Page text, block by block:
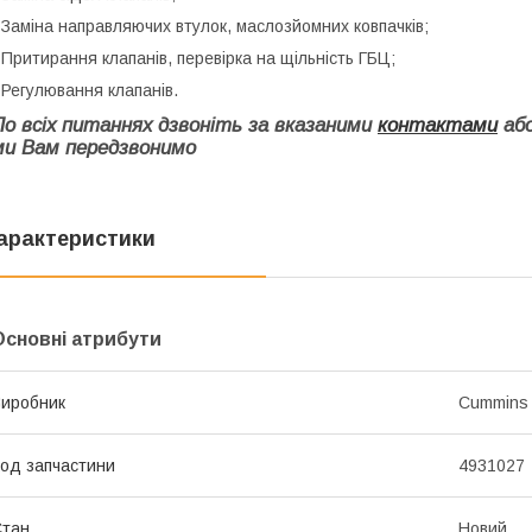
направляючих втулок, маслозйомних ковпачків;
клапанів, перевірка на щільність ГБЦ;
клапанів.
всіх питаннях дзвоніть за вказаними контактами
Вам передзвонимо
атрибути
Cummins
запчастини 4931027